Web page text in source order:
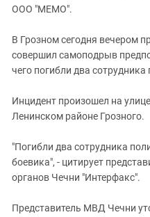
Дагестан
Кабардино-Балкария
Калмыкия
Карачаево-Черкесия
Краснодарский край
Нагорный Карабах
Российская Федерация
Ростовская область
Северная Осетия - Алания
ООО "МЕМО".
В Грозном сегодня вечером
совершил самоподрыв
чего погибли два сотрудника
Инцидент произошел на
Ленинском районе Грозного.
"Погибли два сотрудника
боевика", - цитирует
органов Чечни "Интерфакс".
Представитель МВД Чечни